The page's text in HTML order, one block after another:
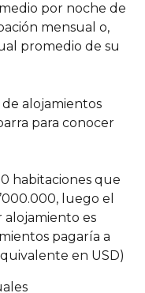
por noche de
mensual o,
promedio de su
alojamientos
para conocer
habitaciones que
luego el
es
pagaría a
en USD)